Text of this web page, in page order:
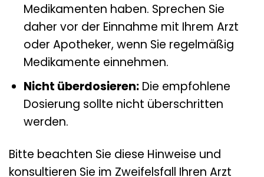
Medikamenten haben. Sprechen Sie
daher vor der Einnahme mit Ihrem Arzt
oder Apotheker, wenn Sie regelmäßig
Medikamente einnehmen.
Nicht überdosieren:Die empfohlene
Dosierung sollte nicht überschritten
werden.
Bitte beachten Sie diese Hinweise und
konsultieren Sie im Zweifelsfall Ihren Arzt